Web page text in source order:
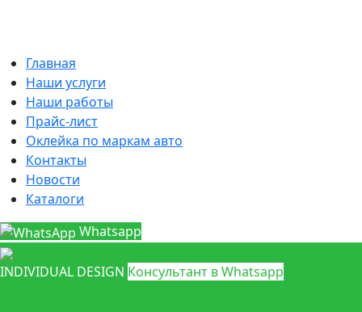
Главная
Наши услуги
Наши работы
Прайс-лист
Оклейка по маркам авто
Контакты
Новости
Каталоги
Whatsapp
INDIVIDUAL DESIGN Консультант в Whatsapp